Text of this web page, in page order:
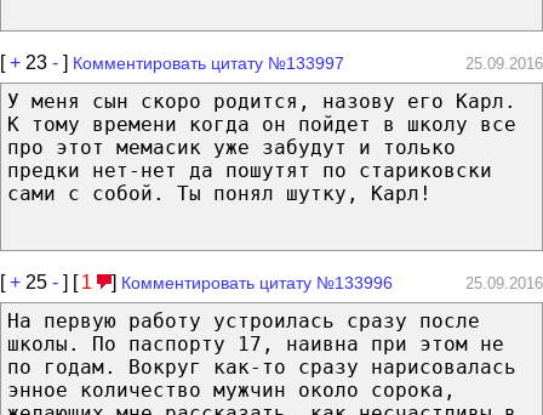
[+ 23 - ] Комментировать цитату №133997 25.09.2016
У меня сын скоро родится, назову его Карл.
К тому времени когда он пойдет в школу все
про этот мемасик уже забудут и только
предки нет-нет да пошутят по стариковски
сами с собой. Ты понял шутку, Карл!
[+ 25 - ] [ 1 ] Комментировать цитату №133996 25.09.2016
На первую работу устроилась сразу после
школы. По паспорту 17, наивна при этом не
по годам. Вокруг как-то сразу нарисовалась
энное количество мужчин около сорока,